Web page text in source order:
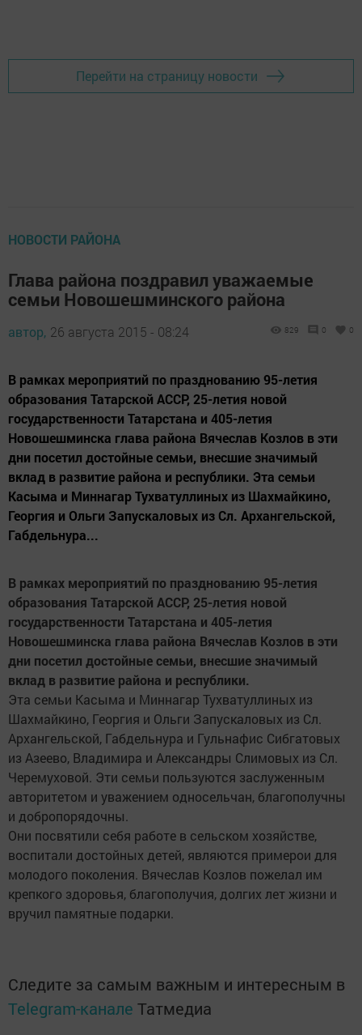
Перейти на страницу новости
НОВОСТИ РАЙОНА
Глава района поздравил уважаемые
семьи Новошешминского района
автор, 26 августа 2015 - 08:24 829 0 0
В рамках мероприятий по празднованию 95-летия
образования Татарской АССР, 25-летия новой
государственности Татарстана и 405-летия
Новошешминска глава района Вячеслав Козлов в эти
дни посетил достойные семьи, внесшие значимый
вклад в развитие района и республики. Эта семьи
Касыма и Миннагар Тухватуллиных из Шахмайкино,
Георгия и Ольги Запускаловых из Сл. Архангельской,
Габдельнура...
В рамках мероприятий по празднованию 95-летия
образования Татарской АССР, 25-летия новой
государственности Татарстана и 405-летия
Новошешминска глава района Вячеслав Козлов в эти
дни посетил достойные семьи, внесшие значимый
вклад в развитие района и республики.
Эта семьи Касыма и Миннагар Тухватуллиных из
Шахмайкино, Георгия и Ольги Запускаловых из Сл.
Архангельской, Габдельнура и Гульнафис Сибгатовых
из Азеево, Владимира и Александры Слимовых из Сл.
Черемуховой. Эти семьи пользуются заслуженным
авторитетом и уважением односельчан, благополучны
и добропорядочны.
Они посвятили себя работе в сельском хозяйстве,
воспитали достойных детей, являются примерои для
молодого поколения. Вячеслав Козлов пожелал им
крепкого здоровья, благополучия, долгих лет жизни и
вручил памятные подарки.
Следите за самым важным и интересным в
Telegram-канале Татмедиа